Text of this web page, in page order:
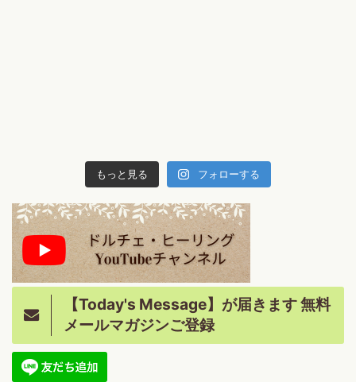
もっと見る フォローする
【Today's Message】が届きます 無料
メールマガジンご登録